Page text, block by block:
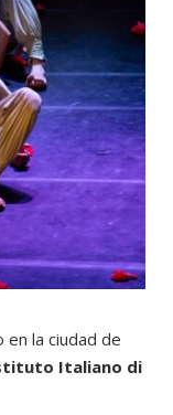
la ciudad de
Italiano di